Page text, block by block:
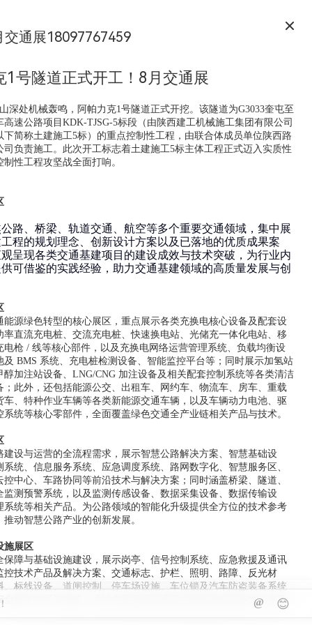
交通展18097767459
1号隧道正式开工！8月交通展
深处机械轰鸣，阿帕力克1号隧道正式开挖。该隧道为G3033奎屯至
高速公路项目KDK-TJSG-5标段（由陕西建工机械施工集团有限公司
下简称土建施工5标）的重点控制性工程，由联合体成员单位陕西路
司负责施工。此次开工标志着土建施工5标主体工程正式迈入实质性
性工程攻坚战全面打响。
路、桥梁、轨道交通、航空等多个重要交通领域，集中展
程的规划理念、创新设计方案以及已落地的优质成果案
呈现各类交通基建项目的建设成效与技术突破，为行业内
可借鉴的实践经验，助力交通基建领域的高质量发展与创
能源绿色转型的核心展区，重点展示各类充换电核心设备及配套设
率直流充电桩、交流充电桩、快速换电站、光储充一体化电站、移
电枪 / 线等核心部件，以及充换电网络运营管理系统、负载均衡设
及 BMS 系统、充电桩检测设备、智能监控平台等；同时展示加氢站
醇加注站设备、LNG/CNG 加注设备及相关配套控制系统等各类清洁
；此外，还包括能源公交、出租车、网约车、物流车、房车、重载
车、特种作业车辆等各类新能源交通车辆，以及车辆动力电池、驱
系统等核心零部件，全面覆盖绿色交通全产业链相关产品与技术。
建设与运营的全流程需求，展示智慧公路解决方案、智慧基础设
系统、信息服务系统、应急调度系统、路网数字化、智慧服务区、
控中心、车路协同等前沿技术与解决方案；同时涵盖桥梁、隧道、
监测预警系统，以及监测传感设备、数据采集设备、数据传输设
系统等相关产品。为公路领域的智能化升级提供全方位的技术参考
动智慧公路产业的创新发展。
施展区
保障与基础设施建设，展示岗亭、信号控制系统、应急救援及通讯
控技术产品及解决方案、交通标志、护栏、照明、路障、反光材
、标线设备、道闸控制、停车场设施、车位锁及汽车防盗装备系统
全相关产品与设施。通过全面呈现交通安全领域的先进技术与实用
@ 😊